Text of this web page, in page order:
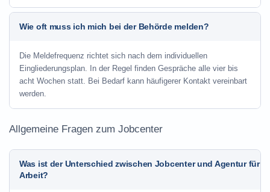
Wie oft muss ich mich bei der Behörde melden?
Die Meldefrequenz richtet sich nach dem individuellen
Eingliederungsplan. In der Regel finden Gespräche alle vier bis
acht Wochen statt. Bei Bedarf kann häufigerer Kontakt vereinbart
werden.
Allgemeine Fragen zum Jobcenter
Was ist der Unterschied zwischen Jobcenter und Agentur für
Arbeit?